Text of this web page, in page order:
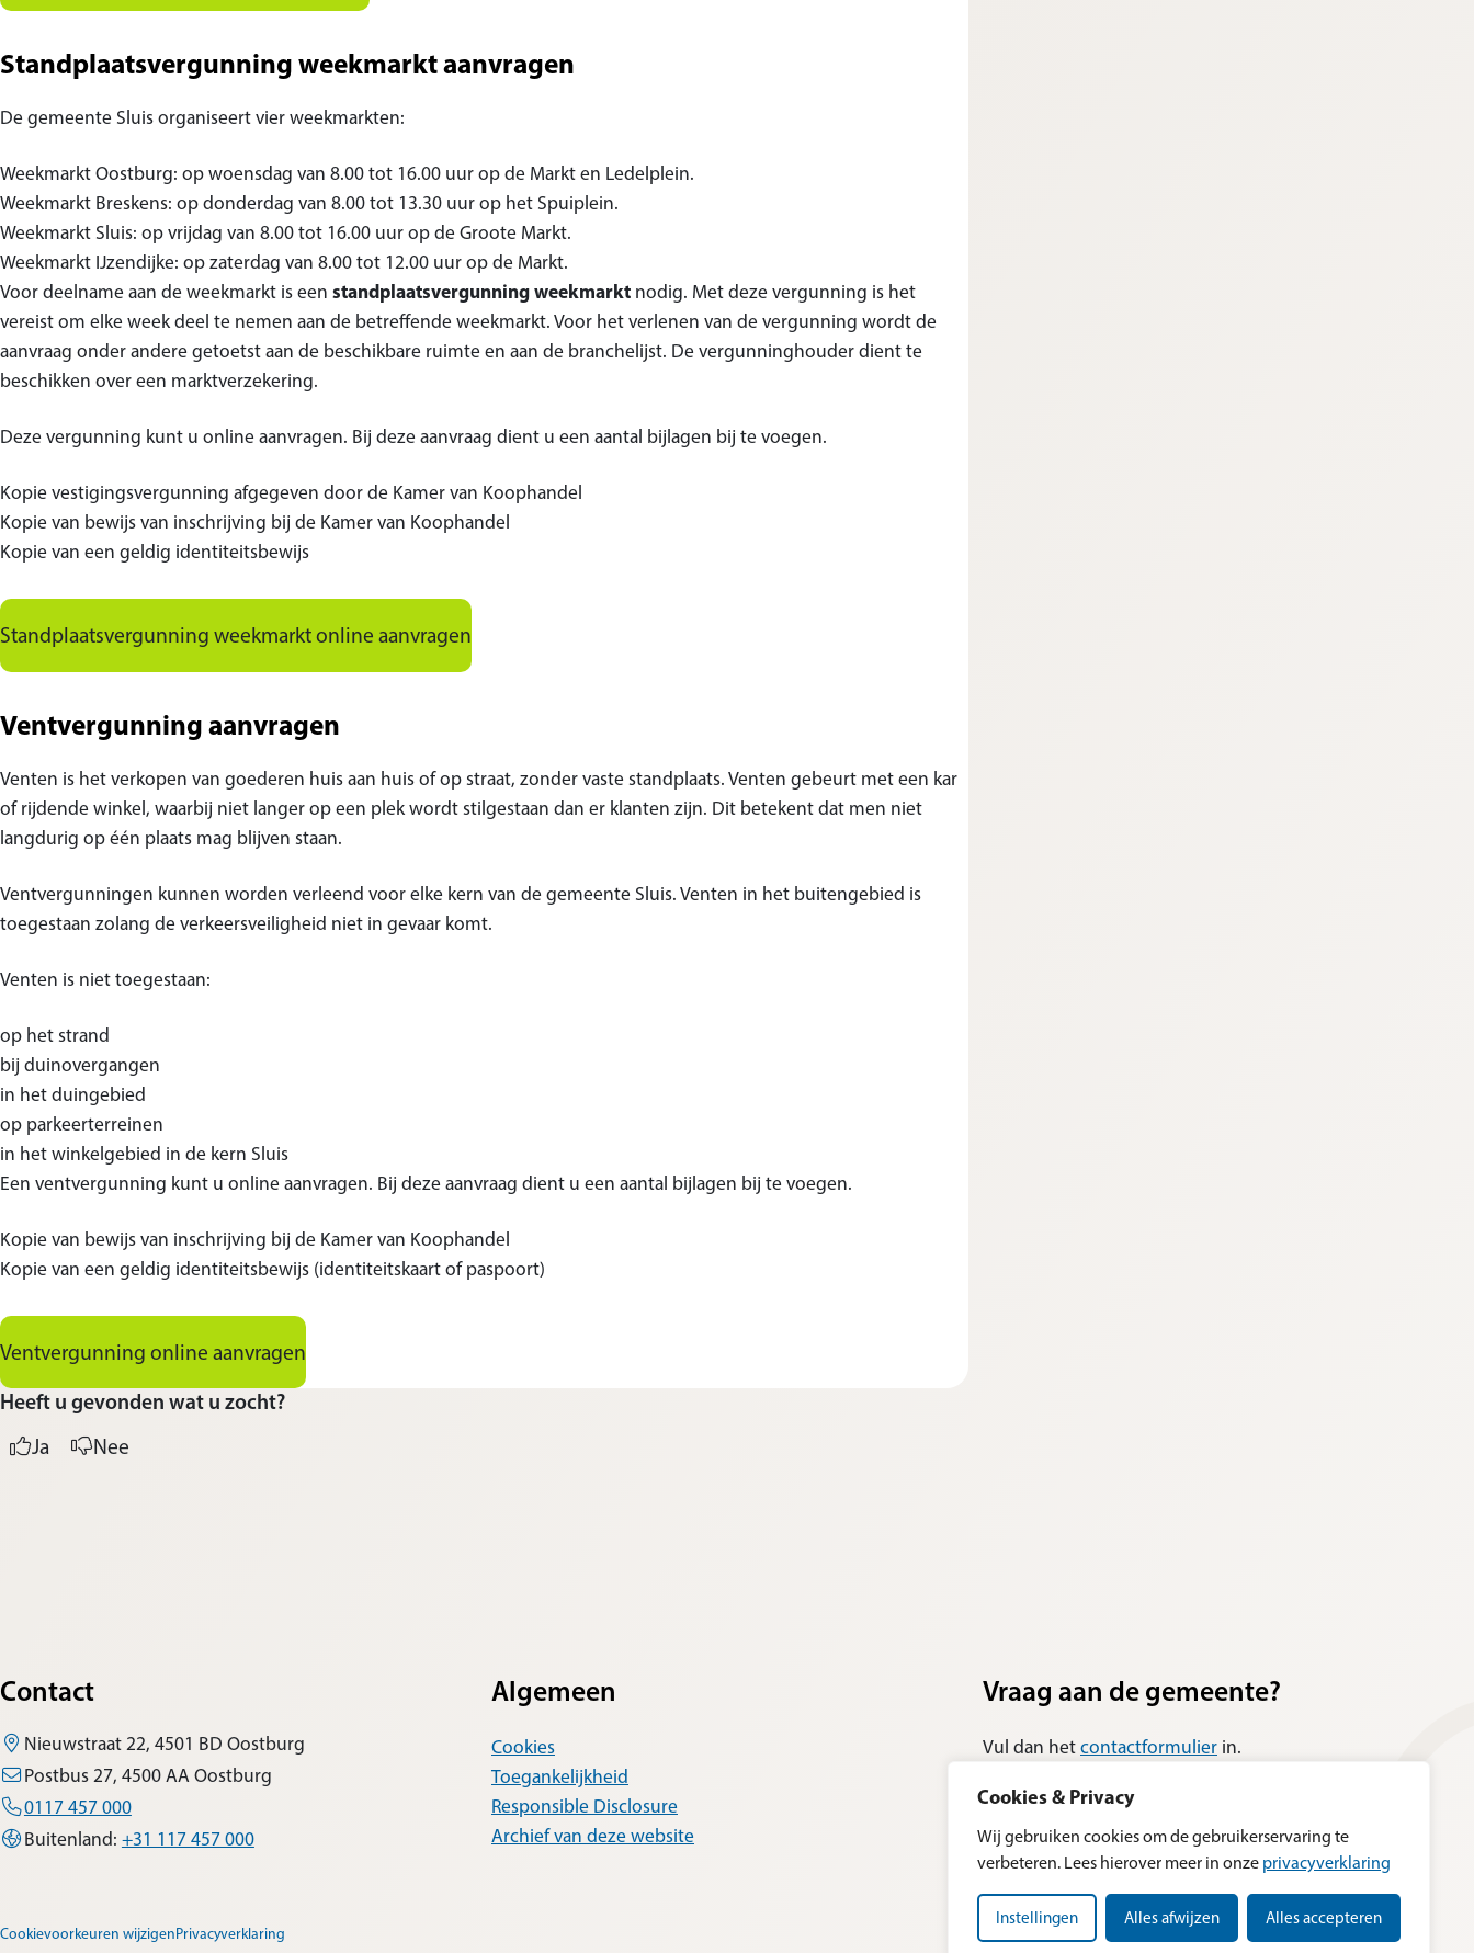
Cookies & Privacy
Wij gebruiken cookies om de gebruikerservaring te
verbeteren. Lees hierover meer in onze privacyverklaring
Instellingen Alles afwijzen Alles accepteren
Standplaatsvergunning weekmarkt aanvragen
De gemeente Sluis organiseert vier weekmarkten:
Weekmarkt Oostburg: op woensdag van 8.00 tot 16.00 uur op de Markt en Ledelplein.
Weekmarkt Breskens: op donderdag van 8.00 tot 13.30 uur op het Spuiplein.
Weekmarkt Sluis: op vrijdag van 8.00 tot 16.00 uur op de Groote Markt.
Weekmarkt IJzendijke: op zaterdag van 8.00 tot 12.00 uur op de Markt.
Voor deelname aan de weekmarkt is een standplaatsvergunning weekmarkt nodig. Met deze vergunning is het
vereist om elke week deel te nemen aan de betreffende weekmarkt. Voor het verlenen van de vergunning wordt de
aanvraag onder andere getoetst aan de beschikbare ruimte en aan de branchelijst. De vergunninghouder dient te
beschikken over een marktverzekering.
Deze vergunning kunt u online aanvragen. Bij deze aanvraag dient u een aantal bijlagen bij te voegen.
Kopie vestigingsvergunning afgegeven door de Kamer van Koophandel
Kopie van bewijs van inschrijving bij de Kamer van Koophandel
Kopie van een geldig identiteitsbewijs
Standplaatsvergunning weekmarkt online aanvragen
Ventvergunning aanvragen
Venten is het verkopen van goederen huis aan huis of op straat, zonder vaste standplaats. Venten gebeurt met een kar
of rijdende winkel, waarbij niet langer op een plek wordt stilgestaan dan er klanten zijn. Dit betekent dat men niet
langdurig op één plaats mag blijven staan.
Ventvergunningen kunnen worden verleend voor elke kern van de gemeente Sluis. Venten in het buitengebied is
toegestaan zolang de verkeersveiligheid niet in gevaar komt.
Venten is niet toegestaan:
op het strand
bij duinovergangen
in het duingebied
op parkeerterreinen
in het winkelgebied in de kern Sluis
Een ventvergunning kunt u online aanvragen. Bij deze aanvraag dient u een aantal bijlagen bij te voegen.
Kopie van bewijs van inschrijving bij de Kamer van Koophandel
Kopie van een geldig identiteitsbewijs (identiteitskaart of paspoort)
Ventvergunning online aanvragen
Heeft u gevonden wat u zocht?
Ja
Nee
Contact
Nieuwstraat 22, 4501 BD Oostburg
Postbus 27, 4500 AA Oostburg
0117 457 000
Buitenland: +31 117 457 000
Algemeen
Cookies
Toegankelijkheid
Responsible Disclosure
Archief van deze website
Vraag aan de gemeente?
Vul dan hetcontactformulier in.
Cookievoorkeuren wijzigenPrivacyverklaring